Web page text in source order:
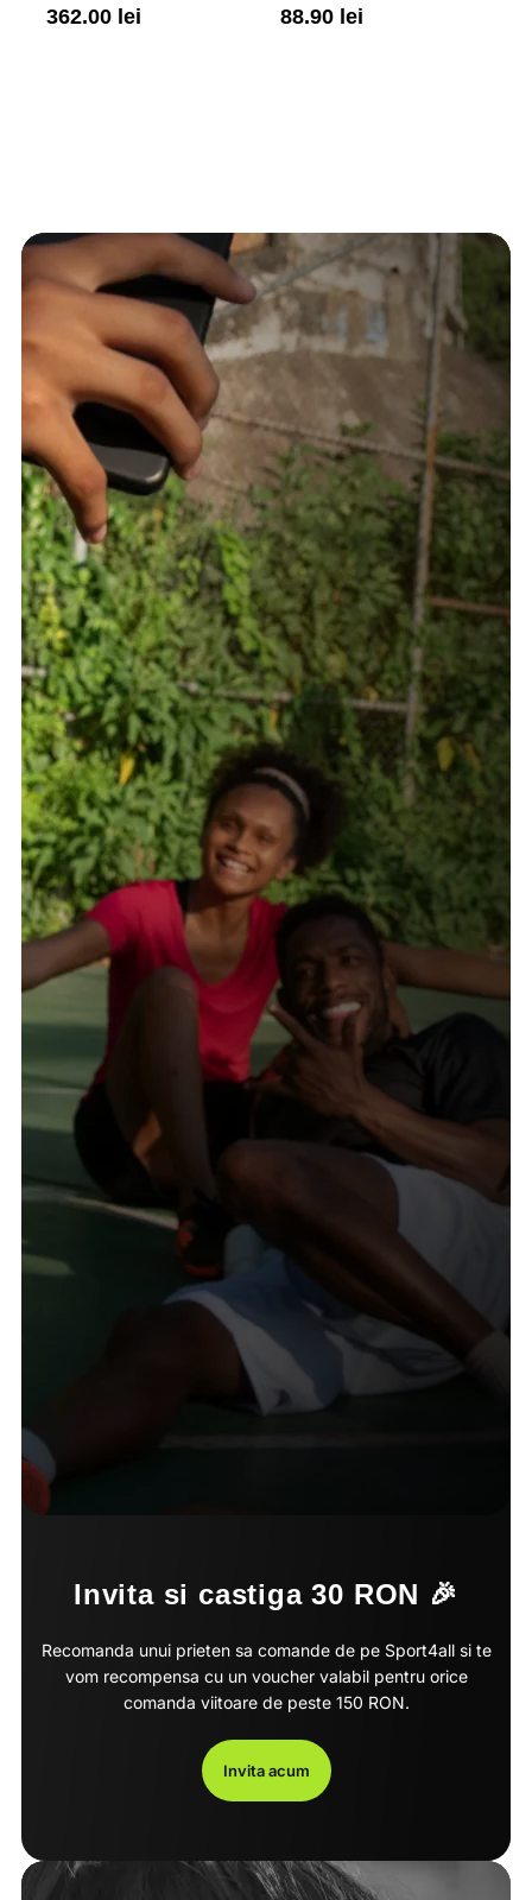
pentru barbati cu brant
ORTHOLITE® HYBRID
362.00 lei
femei, cu striatii si
cusaturi plate 4F
88.90 lei
Invita si castiga 30 RON 🎉
Recomanda unui prieten sa comande de pe Sport4all si te
vom recompensa cu un voucher valabil pentru orice
comanda viitoare de peste 150 RON.
Invita acum